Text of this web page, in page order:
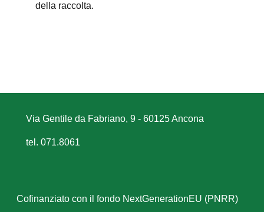
della raccolta.
Via Gentile da Fabriano, 9 - 60125 Ancona
tel. 071.8061
Cofinanziato con il fondo NextGenerationEU (PNRR)